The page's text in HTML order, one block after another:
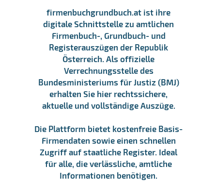
firmenbuchgrundbuch.at ist ihre
digitale Schnittstelle zu amtlichen
Firmenbuch-, Grundbuch- und
Registerauszügen der Republik
Österreich. Als offizielle
Verrechnungsstelle des
Bundesministeriums für Justiz (BMJ)
erhalten Sie hier rechtssichere,
aktuelle und vollständige Auszüge.
Die Plattform bietet kostenfreie Basis-
Firmendaten sowie einen schnellen
Zugriff auf staatliche Register. Ideal
für alle, die verlässliche, amtliche
Informationen benötigen.